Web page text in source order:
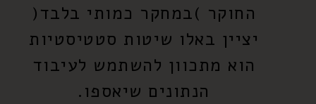
החוקר )במחקר כמותי בלבד(
יציין באלו שיטות סטטיסטיות
הוא מתכוון להשתמש לעיבוד
הנתונים שיאספו.